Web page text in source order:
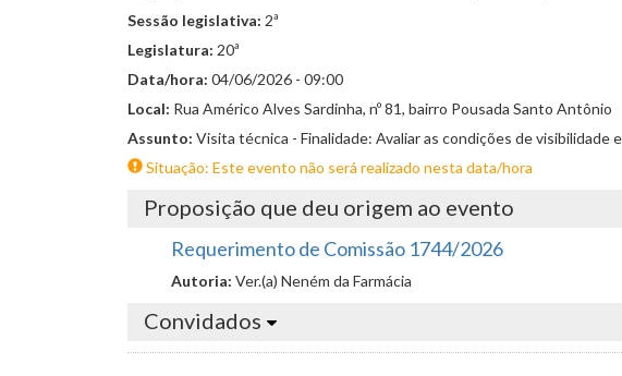
Sessão legislativa: 2ª
Legislatura: 20ª
Data/hora: 04/06/2026 - 09:00
Local: Rua Américo Alves Sardinha, nº 81, bairro Pousada Santo Antônio
Assunto: Visita técnica - Finalidade: Avaliar as condições de visibilidade
Situação: Este evento não será realizado nesta data/hora
Proposição que deu origem ao evento
Requerimento de Comissão 1744/2026
Autoria: Ver.(a) Neném da Farmácia
Convidados